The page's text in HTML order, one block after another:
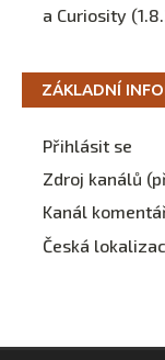
a Curiosity
ZÁKLADNÍ
Přihlásit se
Zdroj kanálů
Kanál
Česká